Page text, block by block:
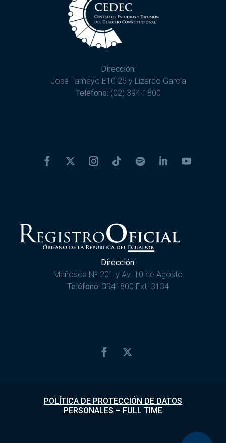
Dirección:
José Tamayo E10 25 y Lizardo García
Teléfono: (02) 394-1800
Dirección:
Mañosca Nº 201 y Av. 10 de Agosto
Teléfono: 3941800 Ext. 3134
POLÍTICA DE PROTECCIÓN DE DATOS
PERSONALES – FULL TIME